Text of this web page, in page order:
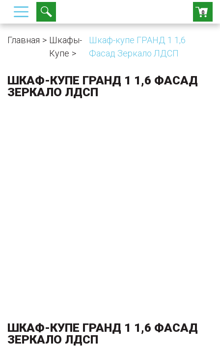
0
Главная
Шкафы-
Купе
Шкаф-купе ГРАНД 1 1,6
Фасад Зеркало ЛДСП
ШКАФ-КУПЕ ГРАНД 1 1,6 ФАСАД
ЗЕРКАЛО ЛДСП
ШКАФ-КУПЕ ГРАНД 1 1,6 ФАСАД
ЗЕРКАЛО ЛДСП